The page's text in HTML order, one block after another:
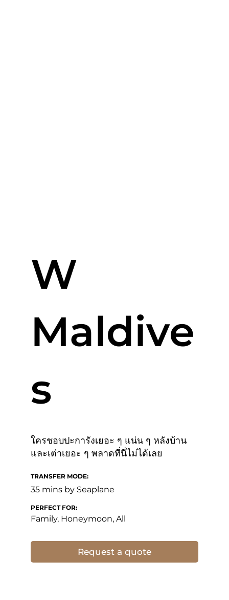
ใครชอบปะการังเยอะ ๆ แน่น ๆ หลังบ้าน
และเต่าเยอะ ๆ พลาดที่นี่ไม่ได้เลย
W
Maldive
s
Request a quote
35 mins by Seaplane
TRANSFER MODE:
Family, Honeymoon, All
PERFECT FOR: